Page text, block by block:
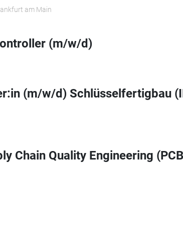
am Main
(m/w/d)
(m/w/d) Schlüsselfertigbau
Chain Quality Engineering